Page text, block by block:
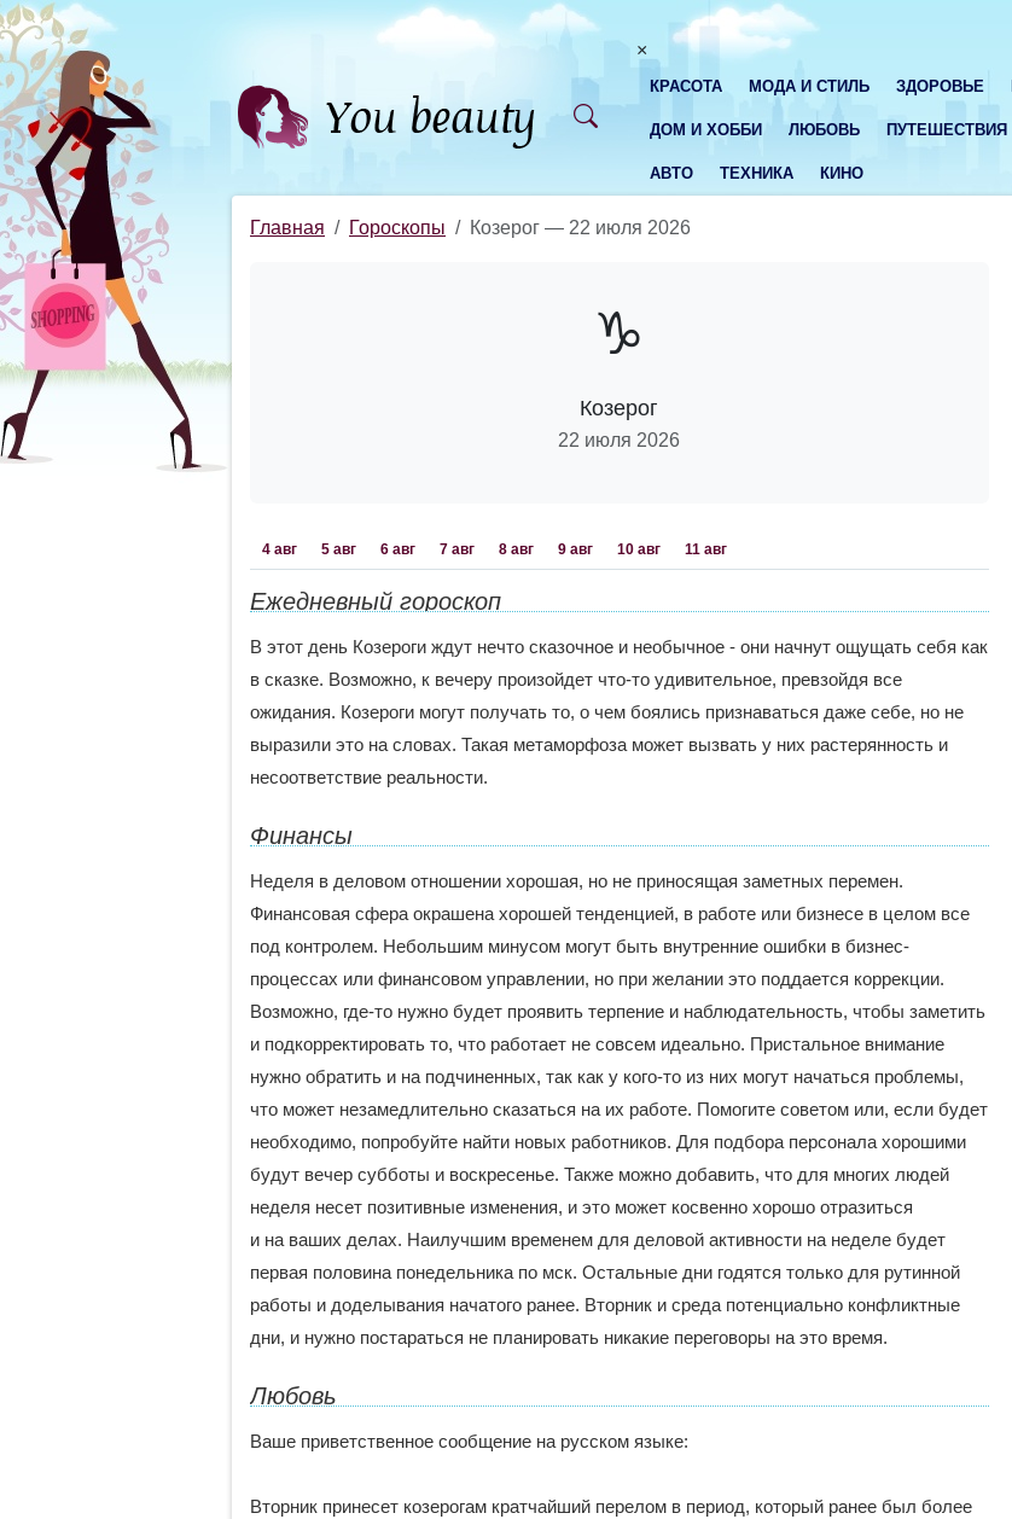
×
КРАСОТА МОДА И СТИЛЬ ЗДОРОВЬЕ
ДОМ И ХОББИ ЛЮБОВЬ ПУТЕШЕСТВИЯ
АВТО ТЕХНИКА КИНО
Главная Гороскопы Козерог — 22 июля 2026
♑
Козерог
22 июля 2026
4 авг 5 авг 6 авг 7 авг 8 авг 9 авг 10 авг 11 авг
Ежедневный гороскоп
В этот день Козероги ждут нечто сказочное и необычное - они начнут ощущать себя как
в сказке. Возможно, к вечеру произойдет что-то удивительное, превзойдя все
ожидания. Козероги могут получать то, о чем боялись признаваться даже себе, но не
выразили это на словах. Такая метаморфоза может вызвать у них растерянность и
несоответствие реальности.
Финансы
Неделя в деловом отношении хорошая, но не приносящая заметных перемен.
Финансовая сфера окрашена хорошей тенденцией, в работе или бизнесе в целом все
под контролем. Небольшим минусом могут быть внутренние ошибки в бизнес-
процессах или финансовом управлении, но при желании это поддается коррекции.
Возможно, где-то нужно будет проявить терпение и наблюдательность, чтобы заметить
и подкорректировать то, что работает не совсем идеально. Пристальное внимание
нужно обратить и на подчиненных, так как у кого-то из них могут начаться проблемы,
что может незамедлительно сказаться на их работе. Помогите советом или, если будет
необходимо, попробуйте найти новых работников. Для подбора персонала хорошими
будут вечер субботы и воскресенье. Также можно добавить, что для многих людей
неделя несет позитивные изменения, и это может косвенно хорошо отразиться
и на ваших делах. Наилучшим временем для деловой активности на неделе будет
первая половина понедельника по мск. Остальные дни годятся только для рутинной
работы и доделывания начатого ранее. Вторник и среда потенциально конфликтные
дни, и нужно постараться не планировать никакие переговоры на это время.
Любовь
Ваше приветственное сообщение на русском языке:
Вторник принесет козерогам кратчайший перелом в период, который ранее был более